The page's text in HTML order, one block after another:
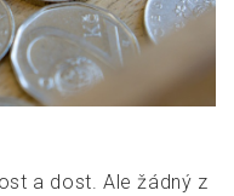
a dost. Ale žádný z